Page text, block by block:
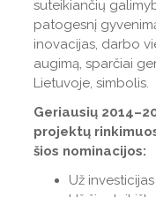
suteikiančių
patogesnį
inovacijas, darbo
augimą, sparčiai
Lietuvoje, simbolis.
Geriausių
projektų
šios nominacijos:
Už